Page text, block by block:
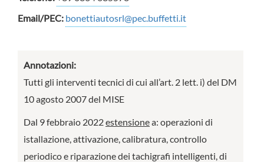
Email/PEC: bonettiautosrl@pec.buffetti.it
Annotazioni:
Tutti gli interventi tecnici di cui all’art. 2 lett. i) del DM
10 agosto 2007 del MISE
Dal 9 febbraio 2022estensionea: operazioni di
istallazione, attivazione, calibratura, controllo
periodico e riparazione dei tachigrafi intelligenti, di